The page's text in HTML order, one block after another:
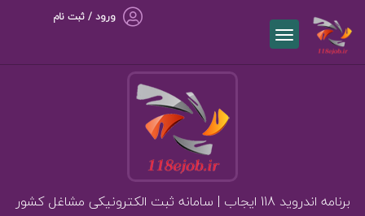
ورود / ثبت نام
برنامه اندروید 118 ایجاب | سامانه ثبت الکترونیکی مشاغل کشور